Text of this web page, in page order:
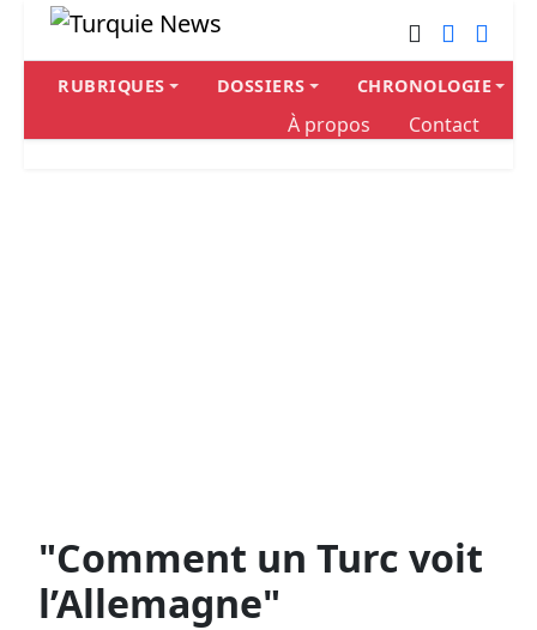
RUBRIQUES DOSSIERS CHRONOLOGIE
À propos Contact
"Comment un Turc voit
l’Allemagne"